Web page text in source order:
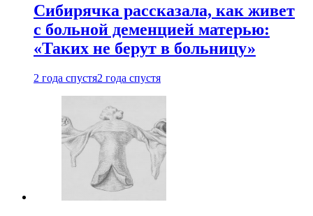
Сибирячка рассказала, как живет
с больной деменцией матерью:
«Таких не берут в больницу»
2 года спустя2 года спустя